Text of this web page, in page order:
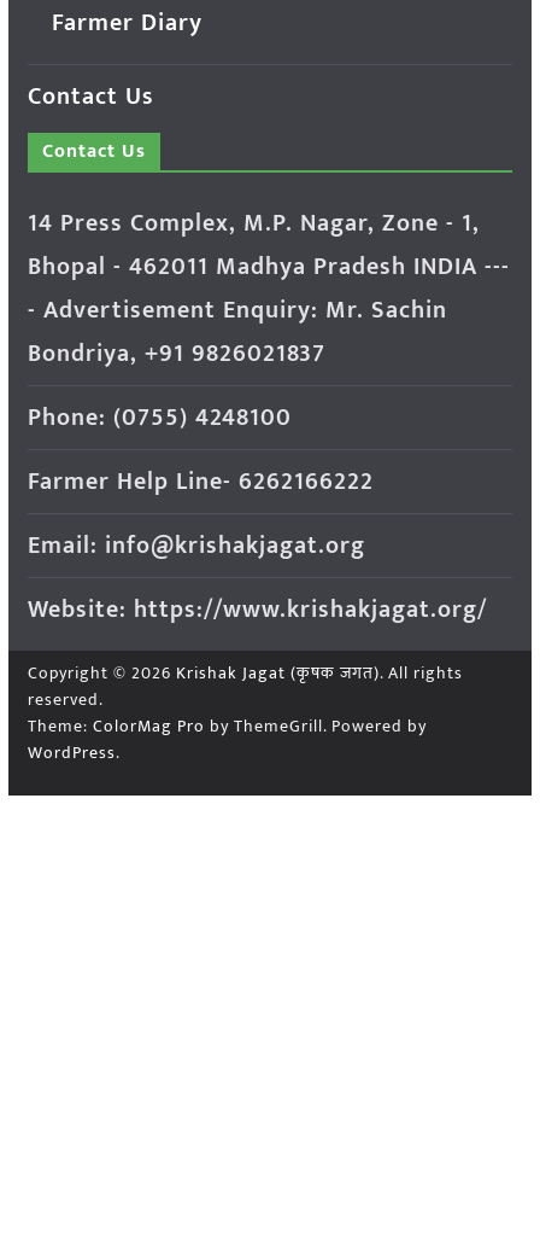
Farmer Diary
Contact Us
Contact Us
14 Press Complex, M.P. Nagar, Zone - 1,
Bhopal - 462011 Madhya Pradesh INDIA ---
- Advertisement Enquiry: Mr. Sachin
Bondriya, +91 9826021837
Phone: (0755) 4248100
Farmer Help Line- 6262166222
Email: info@krishakjagat.org
Website: https://www.krishakjagat.org/
Copyright © 2026 Krishak Jagat (कृषक जगत). All rights
reserved.
Theme: ColorMag Pro by ThemeGrill. Powered by
WordPress.